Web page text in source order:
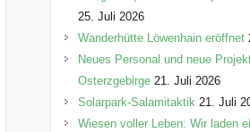
25. Juli 2026
Wanderhütte Löwenhain eröffnet
Neues Personal und neue
Osterzgebirge 21. Juli 2026
Solarpark-Salamitaktik 21. Juli
Wiesen voller Leben: Wir laden